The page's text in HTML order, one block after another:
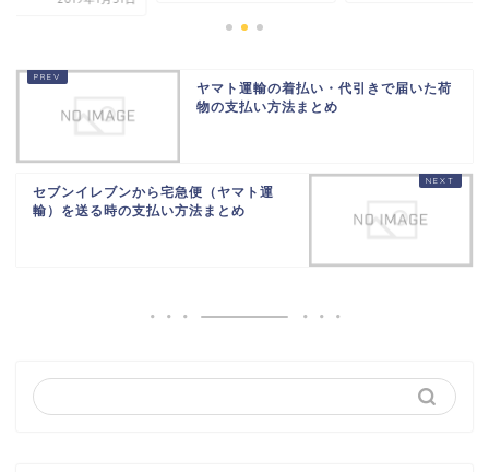
ヤマト運輸の着払い・代引きで届いた荷
物の支払い方法まとめ
セブンイレブンから宅急便（ヤマト運
輸）を送る時の支払い方法まとめ